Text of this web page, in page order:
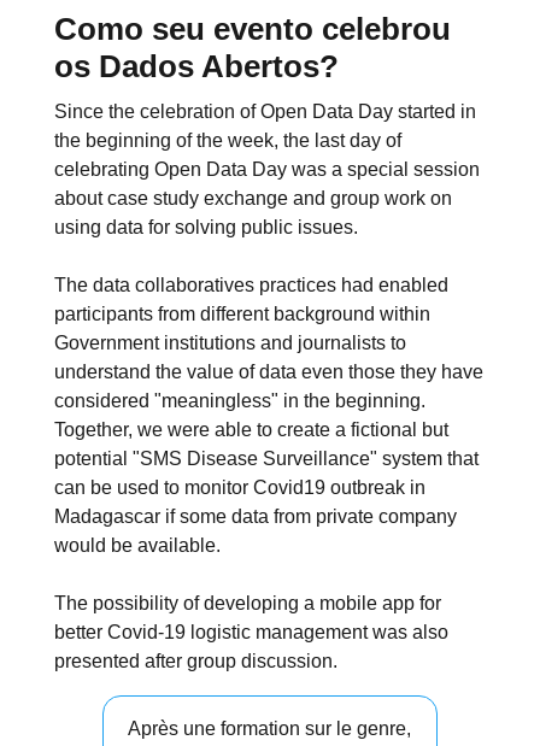
Como seu evento celebrou
os Dados Abertos?
Since the celebration of Open Data Day started in
the beginning of the week, the last day of
celebrating Open Data Day was a special session
about case study exchange and group work on
using data for solving public issues.
The data collaboratives practices had enabled
participants from different background within
Government institutions and journalists to
understand the value of data even those they have
considered "meaningless" in the beginning.
Together, we were able to create a fictional but
potential "SMS Disease Surveillance" system that
can be used to monitor Covid19 outbreak in
Madagascar if some data from private company
would be available.
The possibility of developing a mobile app for
better Covid-19 logistic management was also
presented after group discussion.
Après une formation sur le genre,